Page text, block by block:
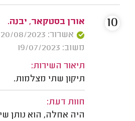
אורן בסטקאר, יבנה.
אשרור: 20/08/2023
משוב: 19/07/2023
תיאור השירות:
תיקון שתי מצלמות.
חוות דעת:
היה אחלה, הוא נותן
10